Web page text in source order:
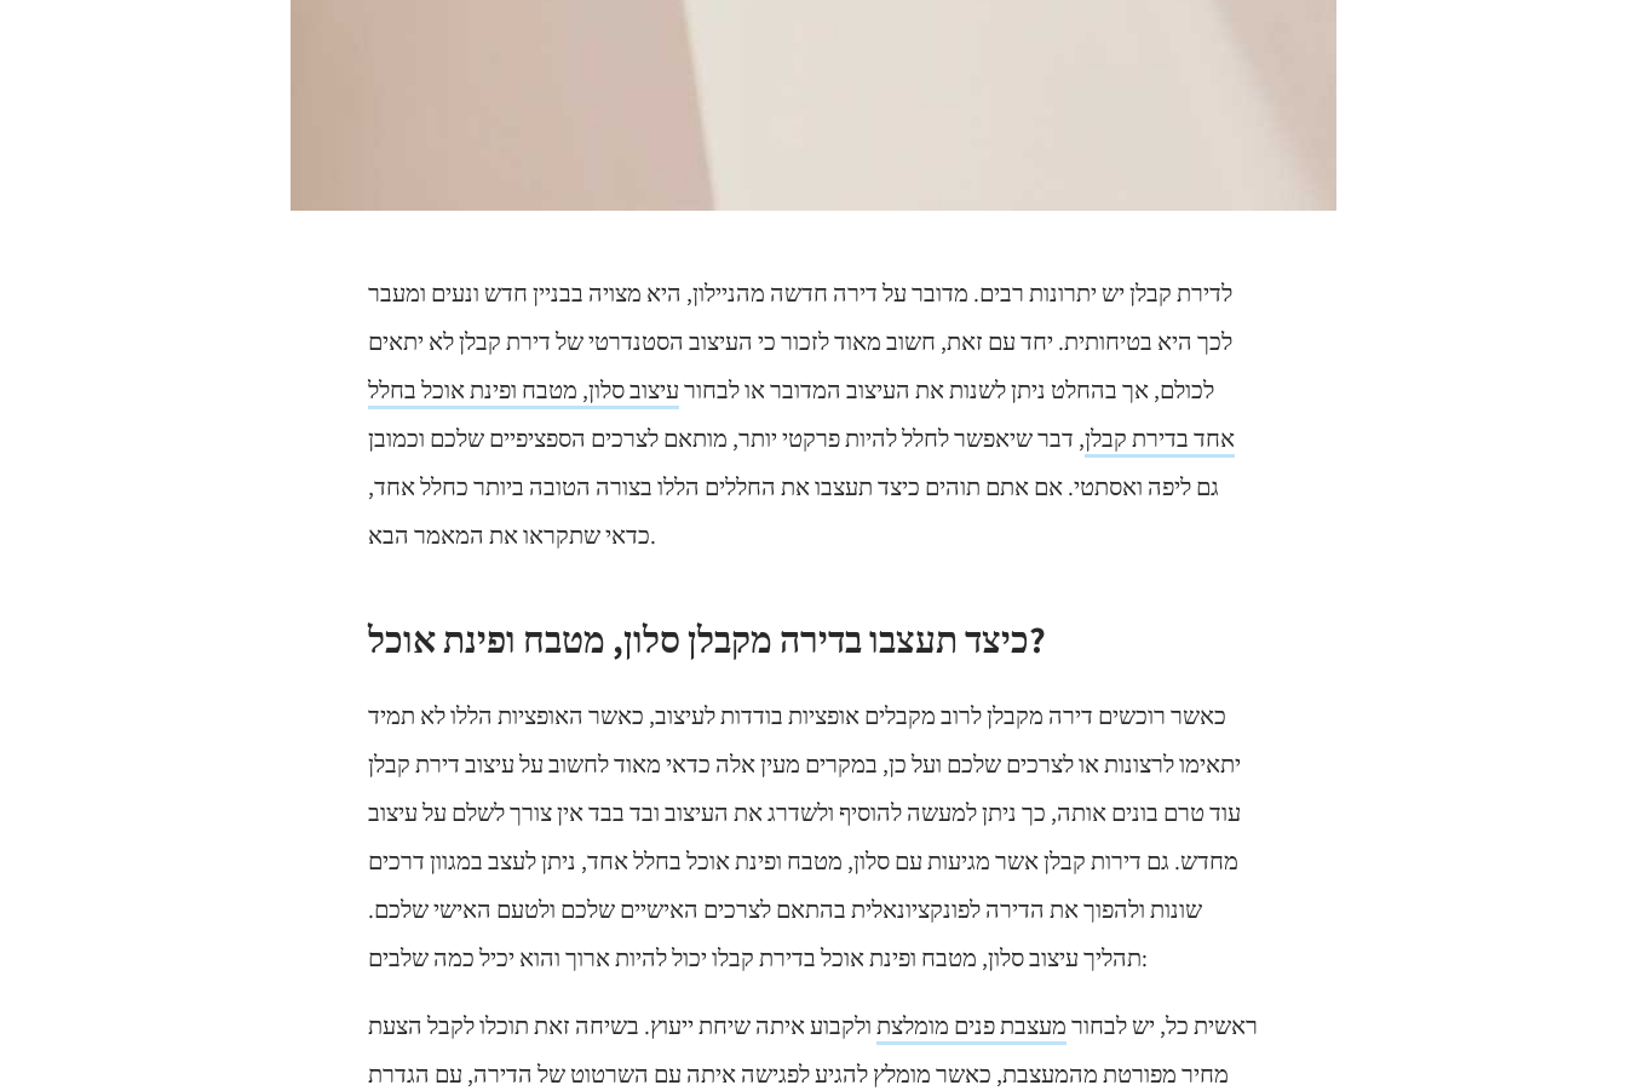
לדירת קבלן יש יתרונות רבים. מדובר על דירה חדשה מהניילון, היא מצויה בבניין חדש ונעים ומעבר
לכך היא בטיחותית. יחד עם זאת, חשוב מאוד לזכור כי העיצוב הסטנדרטי של דירת קבלן לא יתאים
לכולם, אך בהחלט ניתן לשנות את העיצוב המדובר או לבחורעיצוב סלון, מטבח ופינת אוכל בחלל
אחד בדירת קבלן, דבר שיאפשר לחלל להיות פרקטי יותר, מותאם לצרכים הספציפיים שלכם וכמובן
גם ליפה ואסתטי. אם אתם תוהים כיצד תעצבו את החללים הללו בצורה הטובה ביותר כחלל אחד,
כדאי שתקראו את המאמר הבא.
כיצד תעצבו בדירה מקבלן סלון, מטבח ופינת אוכל?
כאשר רוכשים דירה מקבלן לרוב מקבלים אופציות בודדות לעיצוב, כאשר האופציות הללו לא תמיד
יתאימו לרצונות או לצרכים שלכם ועל כן, במקרים מעין אלה כדאי מאוד לחשוב על עיצוב דירת קבלן
עוד טרם בונים אותה, כך ניתן למעשה להוסיף ולשדרג את העיצוב ובד בבד אין צורך לשלם על עיצוב
מחדש. גם דירות קבלן אשר מגיעות עם סלון, מטבח ופינת אוכל בחלל אחד, ניתן לעצב במגוון דרכים
שונות ולהפוך את הדירה לפונקציונאלית בהתאם לצרכים האישיים שלכם ולטעם האישי שלכם.
תהליך עיצוב סלון, מטבח ופינת אוכל בדירת קבלו יכול להיות ארוך והוא יכיל כמה שלבים:
ראשית כל, יש לבחורמעצבת פנים מומלצתולקבוע איתה שיחת ייעוץ. בשיחה זאת תוכלו לקבל הצעת
מחיר מפורטת מהמעצבת, כאשר מומלץ להגיע לפגישה איתה עם השרטוט של הדירה, עם הגדרת